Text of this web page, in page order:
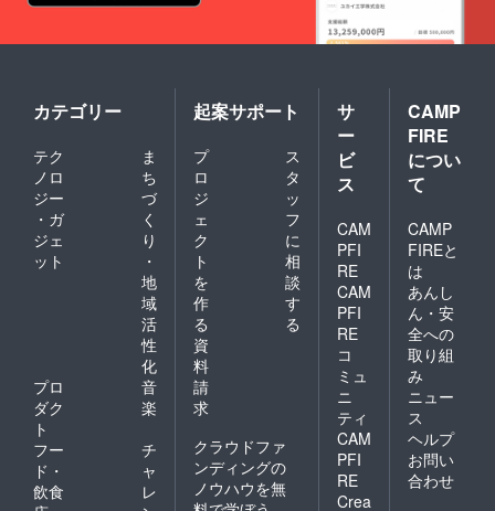
カテゴリー
テク
ノロ
ジー
・ガ
ジェ
ット
ま
ち
づ
く
り
・
地
域
活
性
化
プロ
ダク
ト
音
楽
フー
ド・
飲食
チ
ャ
レ
起案サポート
プ
ロ
ジ
ェ
ク
ト
を
作
る
ス
タ
ッ
フ
に
相
談
す
る
資
料
請
求
クラウドファ
ンディングの
ノウハウを無
サ
ー
ビ
ス
CAM
PFI
RE
CAM
PFI
RE
コ
ミュ
ニ
ティ
CAM
PFI
RE
Crea
CAMP
FIRE
につい
て
CAMP
FIREと
は
あんし
ん・安
全への
取り組
み
ニュー
ス
ヘルプ
お問い
合わせ